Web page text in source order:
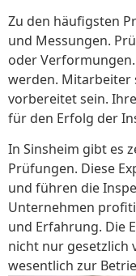
Zu den häufigsten
und Messungen.
oder
werden. Mitarbeiter
vorbereitet sein.
für den Erfolg der
In Sinsheim gibt es
Prüfungen. Diese
und führen die
Unternehmen
und Erfahrung. Die
nicht nur gesetzlich
wesentlich zur